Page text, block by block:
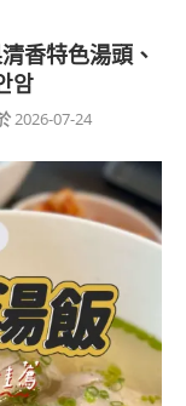
香特色湯頭、
암
2026-07-24